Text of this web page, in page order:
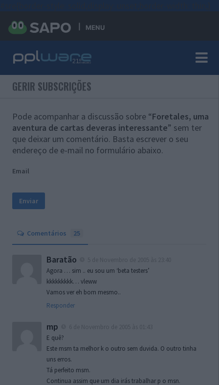
MENU
GERIR SUBSCRIÇÕES
Pode acompanhar a discussão sobre “Foretales, uma
aventura de cartas deveras interessante” sem ter
que deixar um comentário. Basta escrever o seu
endereço de e-mail no formulário abaixo.
Email
Comentários 25
Baratão
Agora … sim .. eu sou um ‘beta testers’
kkkkkkkkk… vleww
Vamos ver eh bom mesmo..
Responder
mp
E quê?
Este msm ta melhor k o outro sem duvida. O outro tinha
uns erros.
Tá perfeito msm.
Continua assim que um dia irás trabalhar p o msn.